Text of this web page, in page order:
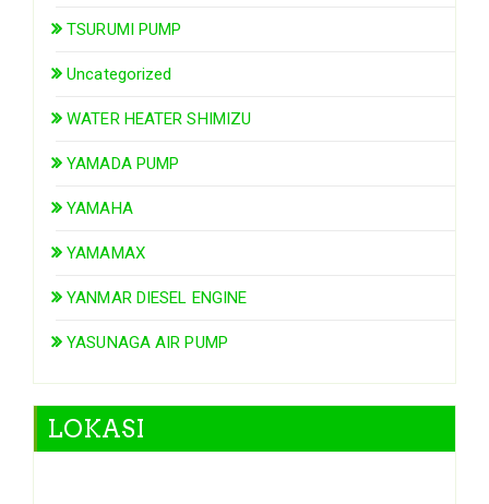
TSURUMI PUMP
Uncategorized
WATER HEATER SHIMIZU
YAMADA PUMP
YAMAHA
YAMAMAX
YANMAR DIESEL ENGINE
YASUNAGA AIR PUMP
LOKASI